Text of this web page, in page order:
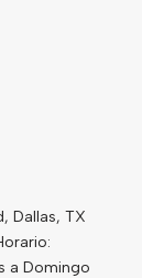
Dallas, TX
a Domingo